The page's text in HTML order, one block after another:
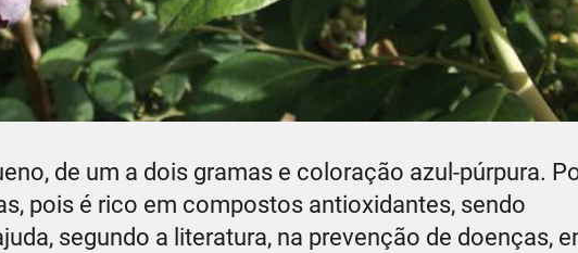
de um a dois gramas e coloração azul-púrpura.
pois é rico em compostos antioxidantes, sendo
segundo a literatura, na prevenção de doenças,